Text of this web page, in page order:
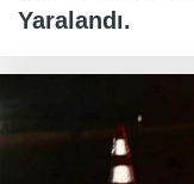
Yaralandı.